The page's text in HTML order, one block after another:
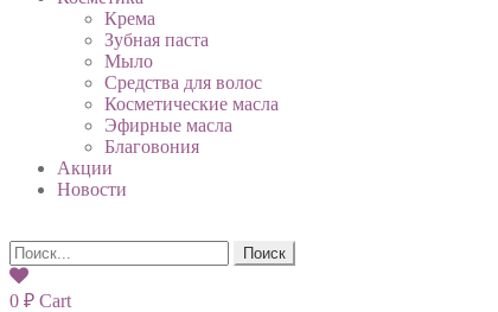
Крема
Зубная паста
Мыло
Средства для волос
Косметические масла
Эфирные масла
Благовония
Акции
Новости
Поиск
0 ₽ Cart